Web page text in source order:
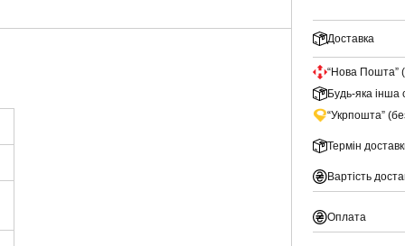
Доставка
“Нова Пошта”
Будь-яка інша
“Укрпошта”
Термін
Вартість
Оплата